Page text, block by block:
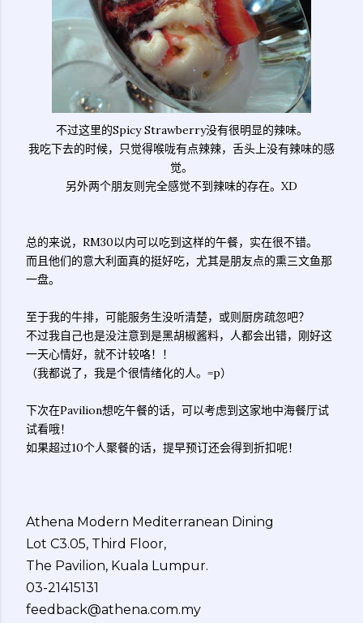
不过这里的Spicy Strawberry没有很明显的辣味。
我吃下去的时候，只觉得喉咙有点辣辣，舌头上没有辣味的感
觉。
另外两个朋友则完全感觉不到辣味的存在。XD
总的来说，RM30以内可以吃到这样的午餐，实在很不错。
而且他们的意大利面真的挺好吃，尤其是朋友点的熏三文鱼那
一盘。
至于我的牛排，可能服务生没听清楚，或则厨房疏忽吧？
不过我自己也是没注意到是黑胡椒酱料，人都会出错，刚好这
一天心情好，就不计较咯！！
（我都说了，我是个很情绪化的人。=p）
下次在Pavilion想吃午餐的话，可以考虑到这家地中海餐厅试
试看哦！
如果超过10个人聚餐的话，提早预订还会得到折扣呢！
Athena Modern Mediterranean Dining
Lot C3.05, Third Floor,
The Pavilion, Kuala Lumpur.
03-21415131
feedback@athena.com.my